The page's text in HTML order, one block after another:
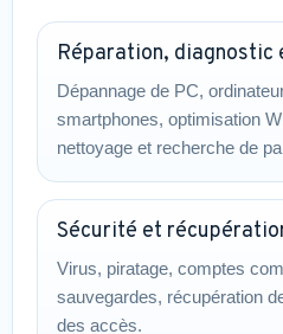
Réparation, diagnostic
Dépannage de PC,
smartphones, optimisation
nettoyage et recherche de
Sécurité et
Virus, piratage, comptes
sauvegardes, récupération
des accès.